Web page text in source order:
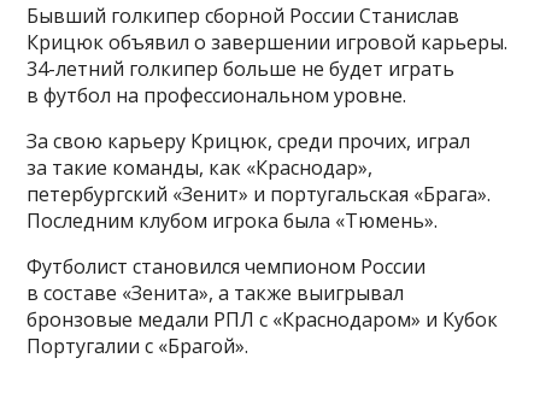
Бывший голкипер сборной России Станислав
Крицюк объявил о завершении игровой карьеры.
34-летний голкипер больше не будет играть
в футбол на профессиональном уровне.
За свою карьеру Крицюк, среди прочих, играл
за такие команды, как «Краснодар»,
петербургский «Зенит» и португальская «Брага».
Последним клубом игрока была «Тюмень».
Футболист становился чемпионом России
в составе «Зенита», а также выигрывал
бронзовые медали РПЛ с «Краснодаром» и Кубок
Португалии с «Брагой».